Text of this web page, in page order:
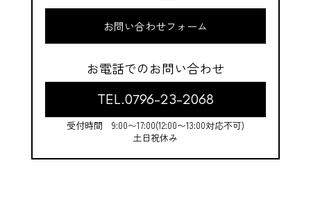
お問い合わせフォーム
お電話でのお問い合わせ
TEL.0796-23-2068
受付時間 9:00〜17:00(12:00〜13:00対応不可)
土日祝休み